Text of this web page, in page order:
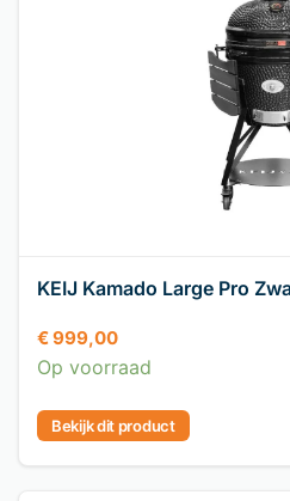
KEIJ Kamado Large Pro
€999,00
Op voorraad
Bekijk dit product